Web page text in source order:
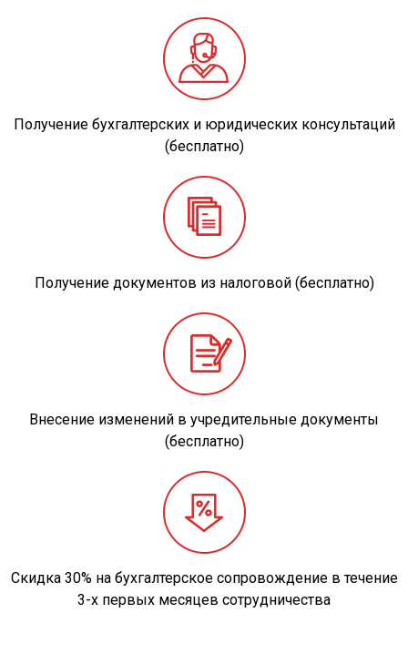
Получение бухгалтерских и юридических консультаций
(бесплатно)
Получение документов из налоговой (бесплатно)
Внесение изменений в учредительные документы
(бесплатно)
Скидка 30% на бухгалтерское сопровождение в течение
3-х первых месяцев сотрудничества